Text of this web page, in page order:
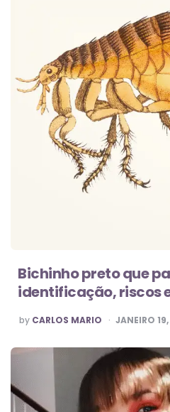
Bichinho preto que
identificação, riscos
POSTED
BY
by CARLOS MARIO JANEIRO